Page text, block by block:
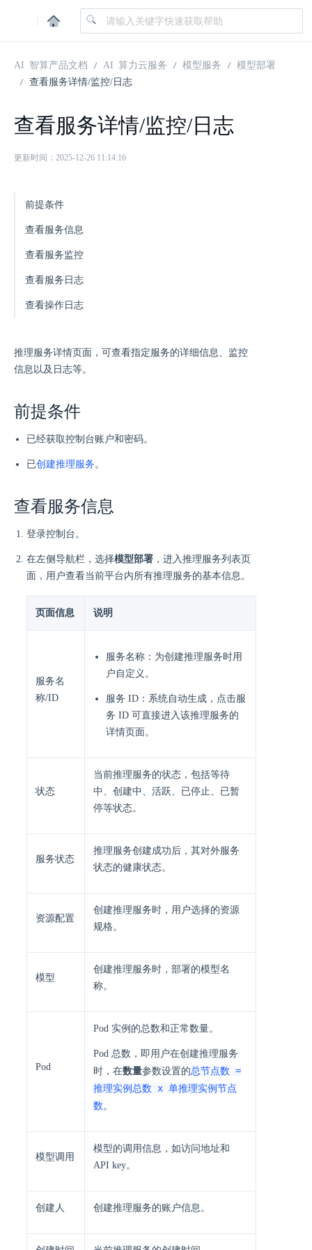
|
AI 智算产品文档 AI 算力云服务 模型服务
模型部署
查看服务详情/监控/日志
查看服务详情/监控/日志
更新时间：2025-12-26 11:14:16
前提条件
查看服务信息
查看服务监控
查看服务日志
查看操作日志
推理服务详情页面，可查看指定服务的详细信息、监控
信息以及日志等。
前提条件
已经获取控制台账户和密码。
已创建推理服务。
查看服务信息
登录控制台。
在左侧导航栏，选择模型部署 ，进入推理服务列表页
面，用户查看当前平台内所有推理服务的基本信息。
页面信息 说明
服务名
称/ID
服务名称：为创建推理服务时用
户自定义。
服务 ID：系统自动生成，点击服
务 ID 可直接进入该推理服务的
详情页面。
状态
当前推理服务的状态，包括等待
中、创建中、活跃、已停止、已暂
停等状态。
服务状态
推理服务创建成功后，其对外服务
状态的健康状态。
资源配置
创建推理服务时，用户选择的资源
规格。
模型
创建推理服务时，部署的模型名
称。
Pod
Pod 实例的总数和正常数量。
Pod 总数，即用户在创建推理服务
时，在数量参数设置的总节点数 =
推理实例总数 x 单推理实例节点
数。
模型调用
模型的调用信息，如访问地址和
API key。
创建人 创建推理服务的账户信息。